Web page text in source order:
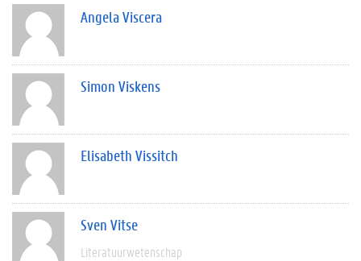
Angela Viscera
Simon Viskens
Elisabeth Vissitch
Sven Vitse
Literatuurwetenschap